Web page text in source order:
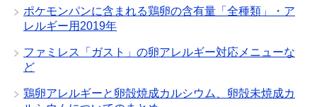
ポケモンパンに含まれる鶏卵の含有量「全種類」・ア
レルギー用2019年
ファミレス「ガスト」の卵アレルギー対応メニューな
ど
鶏卵アレルギーと卵殻焼成カルシウム、卵殻未焼成カ